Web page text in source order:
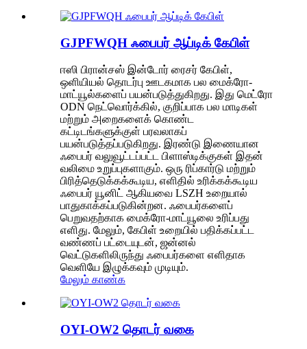
GJPFWQH ஃபைபர் ஆப்டிக் கேபிள்
ஈஸி பிரான்சஸ் இன்டோர் ரைசர் கேபிள்,
ஒளியியல் தொடர்பு ஊடகமாக பல மைக்ரோ-
மாட்யூல்களைப் பயன்படுத்துகிறது. இது மெட்ரோ
ODN நெட்வொர்க்கில், குறிப்பாக பல மாடிகள்
மற்றும் அறைகளைக் கொண்ட
கட்டிடங்களுக்குள் பரவலாகப்
பயன்படுத்தப்படுகிறது. இரண்டு இணையான
ஃபைபர் வலுவூட்டப்பட்ட பிளாஸ்டிக்குகள் இதன்
வலிமை உறுப்புகளாகும். ஒரு ரிப்கார்டு மற்றும்
பிரித்தெடுக்கக்கூடிய, எளிதில் உரிக்கக்கூடிய
ஃபைபர் யூனிட் ஆகியவை LSZH உறையால்
பாதுகாக்கப்படுகின்றன. ஃபைபர்களைப்
பெறுவதற்காக மைக்ரோ-மாட்யூலை உரிப்பது
எளிது. மேலும், கேபிள் உறையில் பதிக்கப்பட்ட
வண்ணப் பட்டையுடன், ஜன்னல்
வெட்டுகளிலிருந்து ஃபைபர்களை எளிதாக
வெளியே இழுக்கவும் முடியும்.
மேலும் காண்க
OYI-OW2 தொடர் வகை